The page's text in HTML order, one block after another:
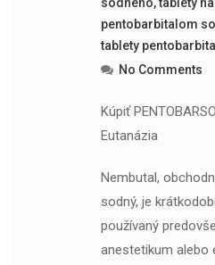
pentobarbitalom
tablety
No Comments
Kúpiť
Eutanázia
Nembutal,
sodný, je
používaný
anestetikum alebo